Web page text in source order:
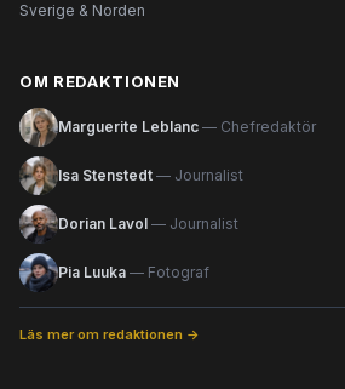
Sverige & Norden
OM REDAKTIONEN
Marguerite Leblanc — Chefredaktör
Isa Stenstedt — Journalist
Dorian Lavol — Journalist
Pia Luuka — Fotograf
Läs mer om redaktionen →